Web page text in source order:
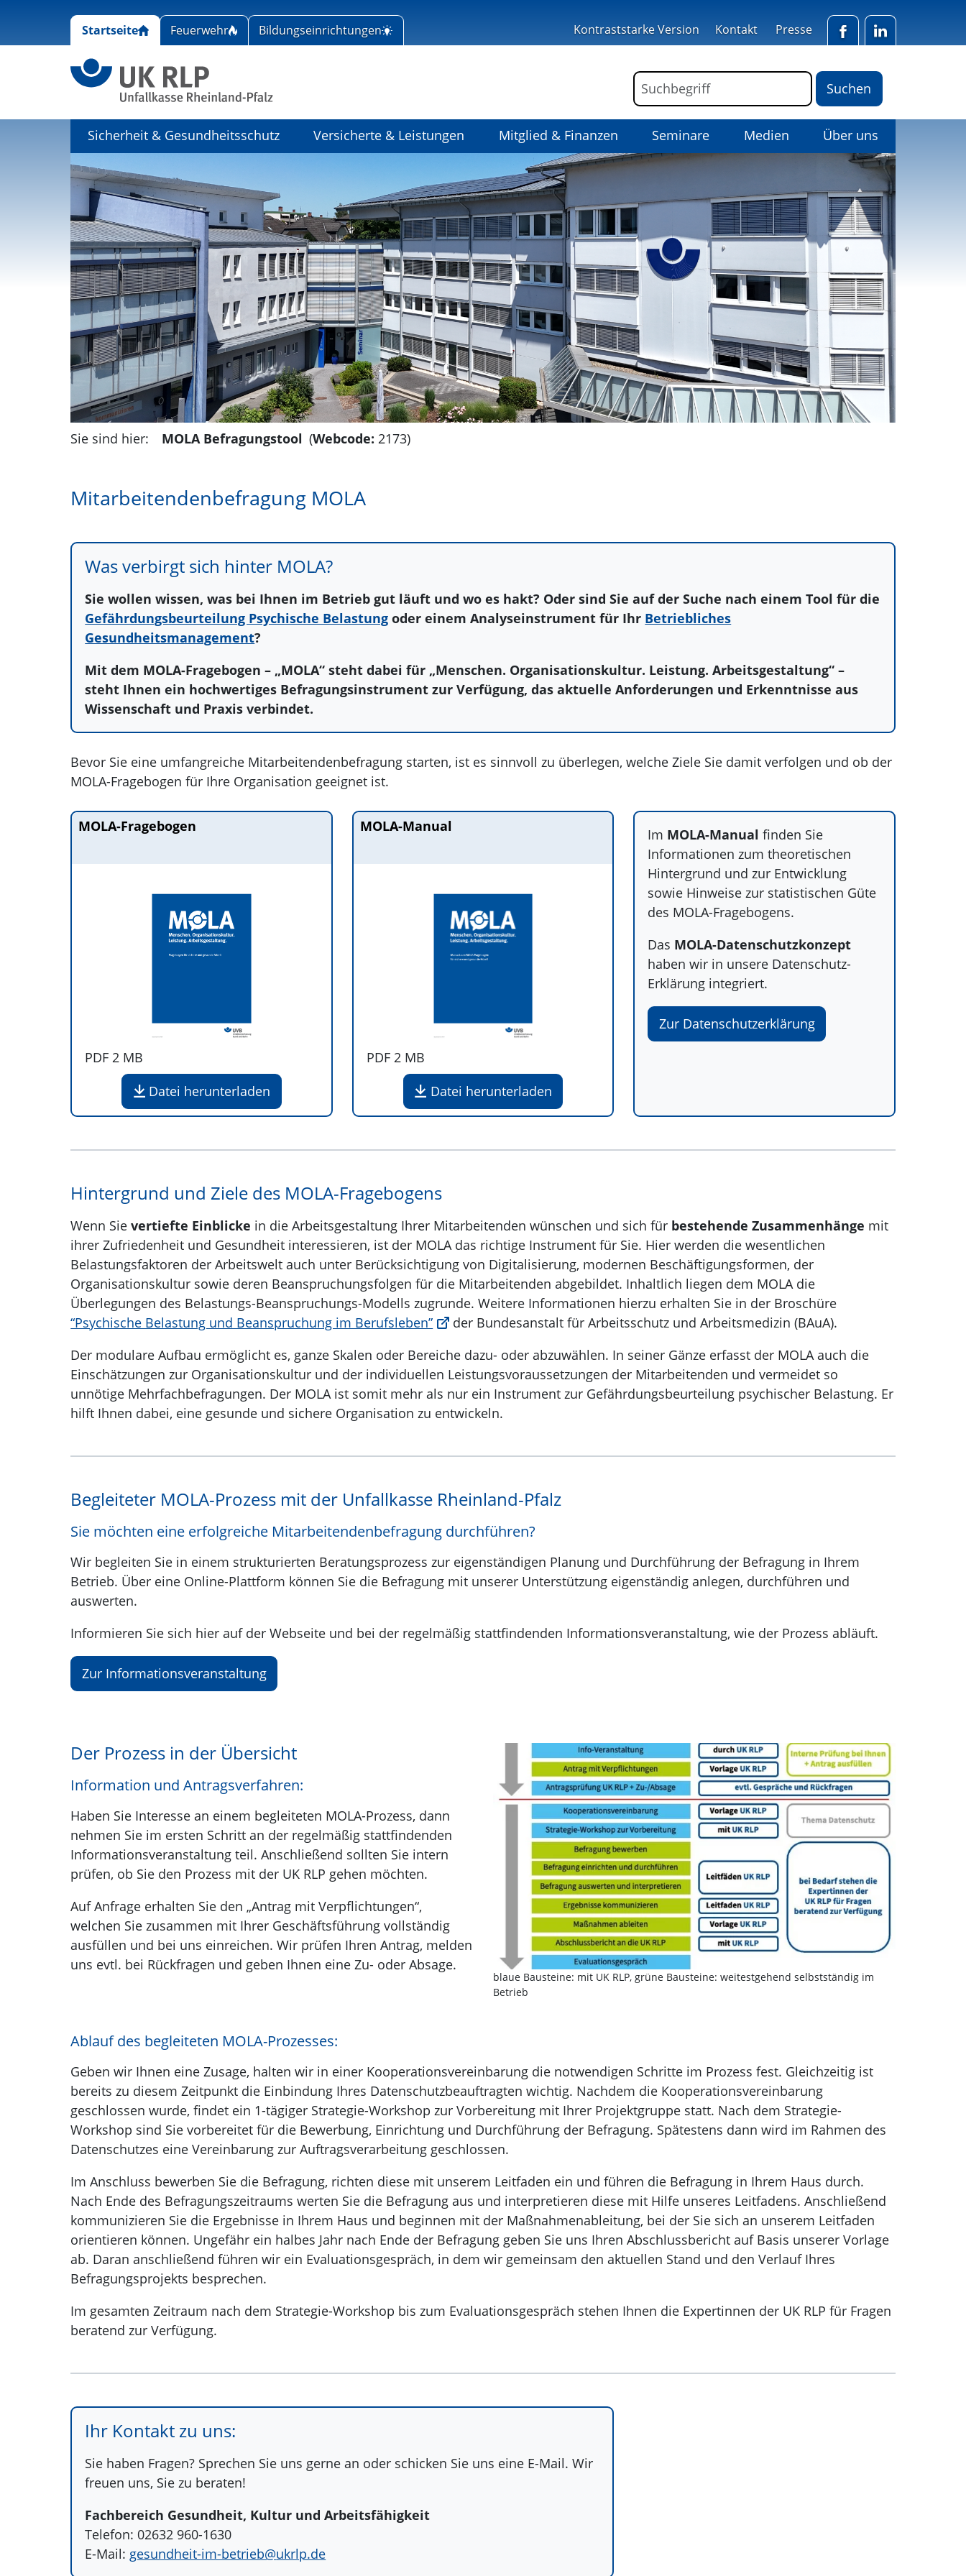
Startseite Feuerwehr Bildungseinrichtungen Kontraststarke Version Kontakt Presse FacebookLinkedIn
Formular für die Volltextsuche
Suchbegriff
Sicherheit & Gesundheitsschutz
Versicherte & Leistungen Mitglied & Finanzen Seminare Medien Über uns
Sie sind hier: MOLA Befragungstool (Webcode: 2173)
Mitarbeitendenbefragung MOLA
Was verbirgt sich hinter MOLA?
Sie wollen wissen, was bei Ihnen im Betrieb gut läuft und wo es hakt? Oder sind Sie auf der Suche nach einem Tool für die
Gefährdungsbeurteilung Psychische Belastung oder einem Analyseinstrument für Ihr Betriebliches
Gesundheitsmanagement?
Mit dem MOLA-Fragebogen – „MOLA“ steht dabei für „Menschen. Organisationskultur. Leistung. Arbeitsgestaltung“ –
steht Ihnen ein hochwertiges Befragungsinstrument zur Verfügung, das aktuelle Anforderungen und Erkenntnisse aus
Wissenschaft und Praxis verbindet.
Bevor Sie eine umfangreiche Mitarbeitendenbefragung starten, ist es sinnvoll zu überlegen, welche Ziele Sie damit verfolgen und ob der
MOLA-Fragebogen für Ihre Organisation geeignet ist.
MOLA-Fragebogen
PDF 2 MB
Datei herunterladen
MOLA-Manual
PDF 2 MB
Datei herunterladen
Im MOLA-Manual finden Sie
Informationen zum theoretischen
Hintergrund und zur Entwicklung
sowie Hinweise zur statistischen Güte
des MOLA-Fragebogens.
Das MOLA-Datenschutzkonzept
haben wir in unsere Datenschutz-
Erklärung integriert.
Zur Datenschutzerklärung
Hintergrund und Ziele des MOLA-Fragebogens
Wenn Sievertiefte Einblicke in die Arbeitsgestaltung Ihrer Mitarbeitenden wünschen und sich für bestehende Zusammenhänge mit
ihrer Zufriedenheit und Gesundheit interessieren, ist der MOLA das richtige Instrument für Sie. Hier werden die wesentlichen
Belastungsfaktoren der Arbeitswelt auch unter Berücksichtigung von Digitalisierung, modernen Beschäftigungsformen, der
Organisationskultur sowie deren Beanspruchungsfolgen für die Mitarbeitenden abgebildet. Inhaltlich liegen dem MOLA die
Überlegungen des Belastungs-Beanspruchungs-Modells zugrunde. Weitere Informationen hierzu erhalten Sie in der Broschüre
“Psychische Belastung und Beanspruchung im Berufsleben”
der Bundesanstalt für Arbeitsschutz und Arbeitsmedizin (BAuA).
Der modulare Aufbau ermöglicht es, ganze Skalen oder Bereiche dazu- oder abzuwählen. In seiner Gänze erfasst der MOLA auch die
Einschätzungen zur Organisationskultur und der individuellen Leistungsvoraussetzungen der Mitarbeitenden und vermeidet so
unnötige Mehrfachbefragungen. Der MOLA ist somit mehr als nur ein Instrument zur Gefährdungsbeurteilung psychischer Belastung. Er
hilft Ihnen dabei, eine gesunde und sichere Organisation zu entwickeln.
Begleiteter MOLA-Prozess mit der Unfallkasse Rheinland-Pfalz
Sie möchten eine erfolgreiche Mitarbeitendenbefragung durchführen?
Wir begleiten Sie in einem strukturierten Beratungsprozess zur eigenständigen Planung und Durchführung der Befragung in Ihrem
Betrieb. Über eine Online-Plattform können Sie die Befragung mit unserer Unterstützung eigenständig anlegen, durchführen und
auswerten.
Informieren Sie sich hier auf der Webseite und bei der regelmäßig stattfindenden Informationsveranstaltung, wie der Prozess abläuft.
Zur Informationsveranstaltung
Der Prozess in der Übersicht
Information und Antragsverfahren:
Haben Sie Interesse an einem begleiteten MOLA-Prozess, dann
nehmen Sie im ersten Schritt an der regelmäßig stattfindenden
Informationsveranstaltung teil. Anschließend sollten Sie intern
prüfen, ob Sie den Prozess mit der UK RLP gehen möchten.
Auf Anfrage erhalten Sie den „Antrag mit Verpflichtungen“,
welchen Sie zusammen mit Ihrer Geschäftsführung vollständig
ausfüllen und bei uns einreichen. Wir prüfen Ihren Antrag, melden
uns evtl. bei Rückfragen und geben Ihnen eine Zu- oder Absage.
blaue Bausteine: mit UK RLP, grüne Bausteine: weitestgehend selbstständig im
Betrieb
Ablauf des begleiteten MOLA-Prozesses:
Geben wir Ihnen eine Zusage, halten wir in einer Kooperationsvereinbarung die notwendigen Schritte im Prozess fest. Gleichzeitig ist
bereits zu diesem Zeitpunkt die Einbindung Ihres Datenschutzbeauftragten wichtig. Nachdem die Kooperationsvereinbarung
geschlossen wurde, findet ein 1-tägiger Strategie-Workshop zur Vorbereitung mit Ihrer Projektgruppe statt. Nach dem Strategie-
Workshop sind Sie vorbereitet für die Bewerbung, Einrichtung und Durchführung der Befragung. Spätestens dann wird im Rahmen des
Datenschutzes eine Vereinbarung zur Auftragsverarbeitung geschlossen.
Im Anschluss bewerben Sie die Befragung, richten diese mit unserem Leitfaden ein und führen die Befragung in Ihrem Haus durch.
Nach Ende des Befragungszeitraums werten Sie die Befragung aus und interpretieren diese mit Hilfe unseres Leitfadens. Anschließend
kommunizieren Sie die Ergebnisse in Ihrem Haus und beginnen mit der Maßnahmenableitung, bei der Sie sich an unserem Leitfaden
orientieren können. Ungefähr ein halbes Jahr nach Ende der Befragung geben Sie uns Ihren Abschlussbericht auf Basis unserer Vorlage
ab. Daran anschließend führen wir ein Evaluationsgespräch, in dem wir gemeinsam den aktuellen Stand und den Verlauf Ihres
Befragungsprojekts besprechen.
Im gesamten Zeitraum nach dem Strategie-Workshop bis zum Evaluationsgespräch stehen Ihnen die Expertinnen der UK RLP für Fragen
beratend zur Verfügung.
Ihr Kontakt zu uns:
Sie haben Fragen? Sprechen Sie uns gerne an oder schicken Sie uns eine E-Mail. Wir
freuen uns, Sie zu beraten!
Fachbereich Gesundheit, Kultur und Arbeitsfähigkeit
Telefon: 02632 960-1630
E-Mail: gesundheit-im-betrieb@ukrlp.de